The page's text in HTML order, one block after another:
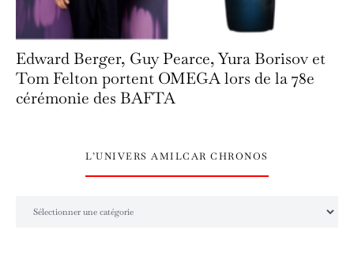
Edward Berger, Guy Pearce, Yura Borisov et
Tom Felton portent OMEGA lors de la 78e
cérémonie des BAFTA
L’UNIVERS AMILCAR CHRONOS